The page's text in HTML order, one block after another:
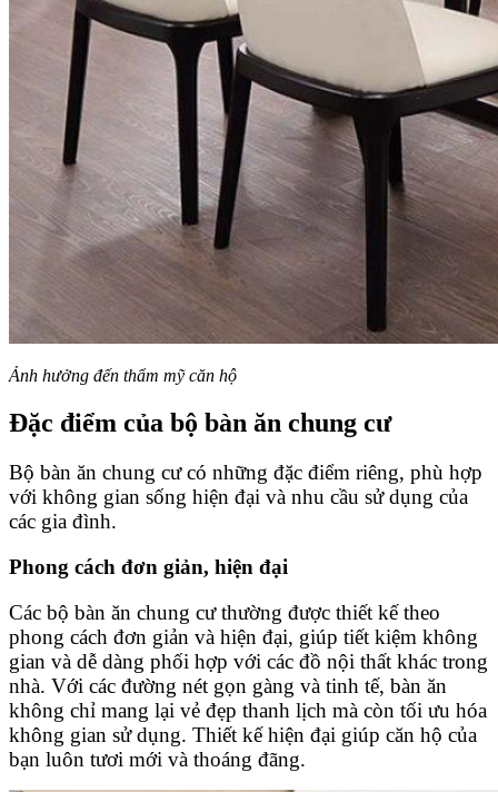
Ảnh hưởng đến thẩm mỹ căn hộ
Đặc điểm của bộ bàn ăn chung cư
Bộ bàn ăn chung cư có những đặc điểm riêng, phù hợp
với không gian sống hiện đại và nhu cầu sử dụng của
các gia đình.
Phong cách đơn giản, hiện đại
Các bộ bàn ăn chung cư thường được thiết kế theo
phong cách đơn giản và hiện đại, giúp tiết kiệm không
gian và dễ dàng phối hợp với các đồ nội thất khác trong
nhà. Với các đường nét gọn gàng và tinh tế, bàn ăn
không chỉ mang lại vẻ đẹp thanh lịch mà còn tối ưu hóa
không gian sử dụng. Thiết kế hiện đại giúp căn hộ của
bạn luôn tươi mới và thoáng đãng.